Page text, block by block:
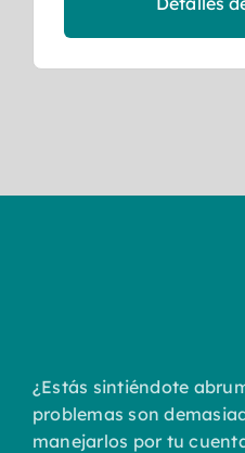
¿Estás sintiéndote
problemas son
manejarlos por tu